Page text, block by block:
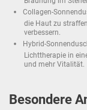
Collagen-
die Haut zu
verbessern.
Hybrid-
Lichttherapie in
und mehr Vitalität.
Besondere